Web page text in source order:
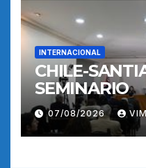
INTERNACIONAL
CHILE-
SEMINARIO
07/08/2026